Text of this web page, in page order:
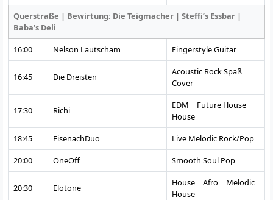
Querstraße | Bewirtung: Die Teigmacher | Steffi’s Essbar |
Baba’s Deli
16:00
Nelson Lautscham Fingerstyle Guitar
16:45 Die Dreisten
Acoustic Rock Spaß
Cover
17:30 Richi
EDM | Future House |
House
18:45
EisenachDuo
Live Melodic Rock/Pop
20:00
OneOff Smooth Soul Pop
20:30 Elotone
House | Afro | Melodic
House